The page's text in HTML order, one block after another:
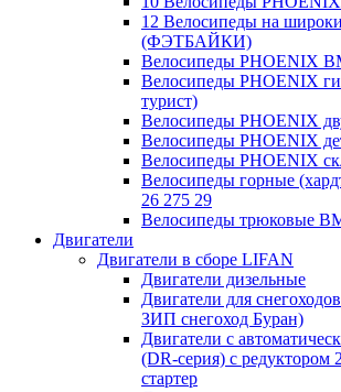
12 Велосипеды на
(ФЭТБАЙКИ)
Велосипеды PHOENIX
Велосипеды PHOENIX
турист)
Велосипеды PHOENIX
Велосипеды PHOENIX
Велосипеды PHOENIX
Велосипеды горные
26 275 29
Велосипеды трюковые
Двигатели
Двигатели в сборе LIFAN
Двигатели дизельные
Двигатели для
ЗИП снегоход Буран)
Двигатели с
(DR-серия) с редуктором
стартер